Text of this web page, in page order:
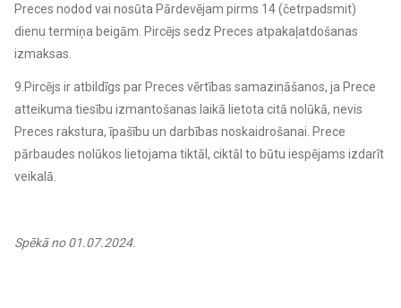
Preces nodod vai nosūta Pārdevējam pirms 14 (četrpadsmit)
dienu termiņa beigām. Pircējs sedz Preces atpakaļatdošanas
izmaksas.
9.Pircējs ir atbildīgs par Preces vērtības samazināšanos, ja Prece
atteikuma tiesību izmantošanas laikā lietota citā nolūkā, nevis
Preces rakstura, īpašību un darbības noskaidrošanai. Prece
pārbaudes nolūkos lietojama tiktāl, ciktāl to būtu iespējams izdarīt
veikalā.
Spēkā no 01.07.2024.